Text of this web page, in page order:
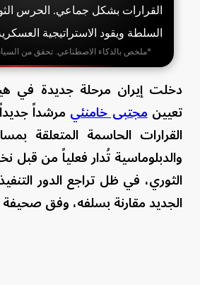
القرارات بشكل جماعي. الحرس
السلطة ويقود الاستراتيجية
*ملخص بالذكاء الاصطناعي. تحقق من
دخلت إيران مرحلة جديدة في
تعيينمجتبى خامنئي مرشداً
القرارات الحاسمة المتعلقة
والدبلوماسية تُدار فعلياً من قبل
الثوري، في ظل تراجع الدور
الجديد مقارنة بسلفه، وفق